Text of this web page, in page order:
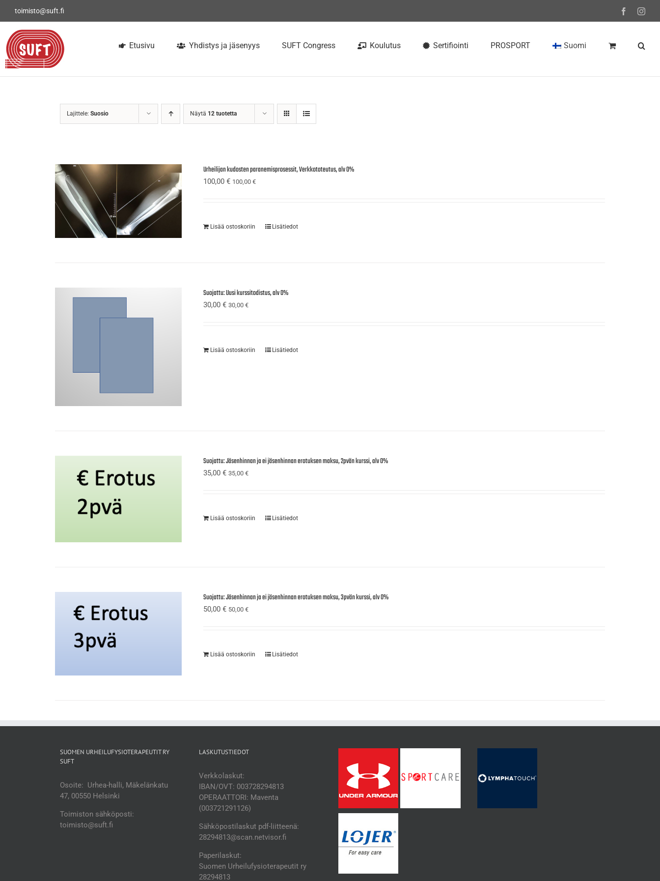
toimisto@suft.fi Facebook
Etusivu Yhdistys ja jäsenyys SUFT Congress Koulutus Sertifiointi PROSPORT Suomi
Lajittele: Suosio Näytä 12 tuotetta
Urheilijan kudosten paranemisprosessit, Verkkototeutus, alv 0%
100,00€ 100,00€
Lisää ostoskoriin Lisätiedot
Suojattu: Uusi kurssitodistus, alv 0%
30,00€ 30,00€
Lisää ostoskoriin Lisätiedot
Suojattu: Jäsenhinnan ja ei jäsenhinnan erotuksen maksu, 2pvän kurssi, alv 0%
35,00€ 35,00€
Lisää ostoskoriin Lisätiedot
Suojattu: Jäsenhinnan ja ei jäsenhinnan erotuksen maksu, 3pvän kurssi, alv 0%
50,00€ 50,00€
Lisää ostoskoriin Lisätiedot
SUOMEN URHEILUFYSIOTERAPEUTIT RY
SUFT
Osoite: Urhea-halli, Mäkelänkatu
47, 00550 Helsinki
Toimiston sähköposti:
toimisto@suft.fi
LASKUTUSTIEDOT
Verkkolaskut:
IBAN/OVT: 003728294813
OPERAATTORI: Maventa
(003721291126)
Sähköpostilaskut pdf-liitteenä:
28294813@scan.netvisor.fi
Paperilaskut:
Suomen Urheilufysioterapeutit ry
28294813